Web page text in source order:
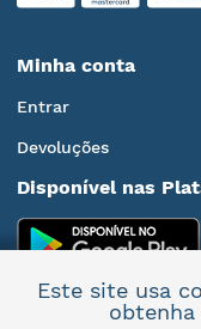
Minha conta
Entrar
Devoluções
Disponível nas
Este site usa
obtenha